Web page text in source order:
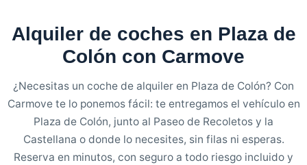
Alquiler de coches en Plaza de
Colón con Carmove
¿Necesitas un coche de alquiler en Plaza de Colón? Con
Carmove te lo ponemos fácil: te entregamos el vehículo en
Plaza de Colón, junto al Paseo de Recoletos y la
Castellana o donde lo necesites, sin filas ni esperas.
Reserva en minutos, con seguro a todo riesgo incluido y